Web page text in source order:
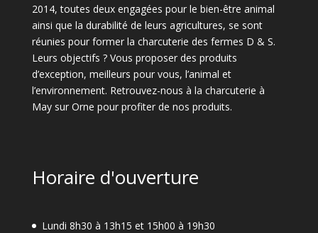
2014, toutes deux engagées pour le bien-être animal
ainsi que la durabilité de leurs agricultures, se sont
réunies pour former la charcuterie des fermes D & S.
Leurs objectifs ? Vous proposer des produits
d’exception, meilleurs pour vous, l’animal et
l’environnement. Retrouvez-nous à la charcuterie à
May sur Orne pour profiter de nos produits.
Horaire d'ouverture
Lundi 8h30 à 13h15 et 15h00 à 19h30